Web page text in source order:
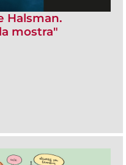
Halsman.
mostra"